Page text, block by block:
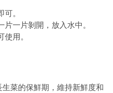
。
一片剝開，放入水中。
用。
菜的保鮮期，維持新鮮度和